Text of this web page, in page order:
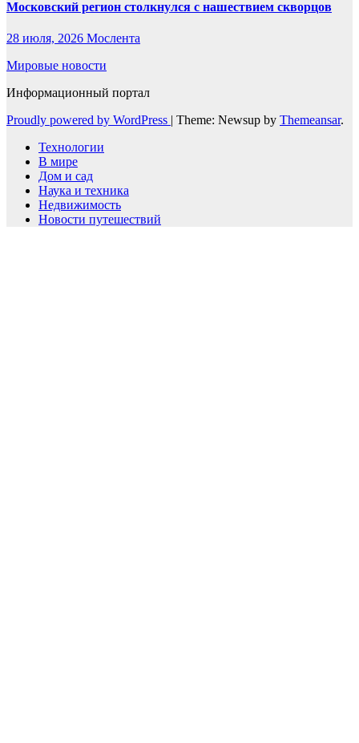
Московский регион столкнулся с нашествием скворцов
28 июля, 2026 Мослента
Мировые новости
Информационный портал
Proudly powered by WordPress | Theme: Newsup by Themeansar.
Технологии
В мире
Дом и сад
Наука и техника
Недвижимость
Новости путешествий